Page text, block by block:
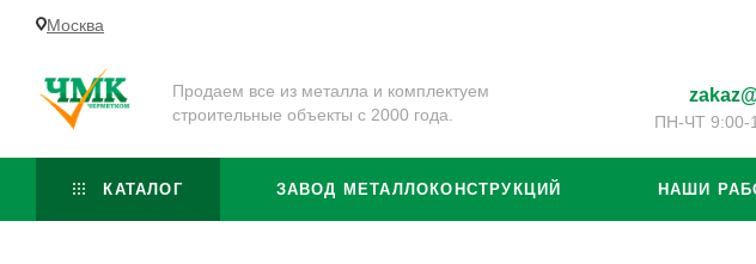
Москва
Продаем все из металла и комплектуем
строительные объекты с 2000 года.
ПН-ЧТ 9:00-
КАТАЛОГ ЗАВОД МЕТАЛЛОКОНСТРУКЦИЙ НАШИ